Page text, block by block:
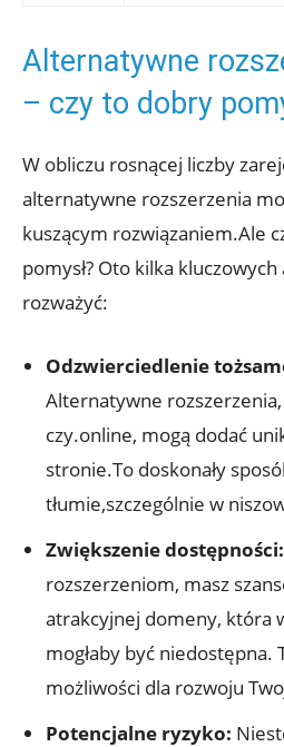
Alternatywne
– czy to dobry
W obliczu rosnącej liczby
alternatywne rozszerzenia
kuszącym rozwiązaniem.Ale
pomysł? Oto kilka
rozważyć:
Odzwierciedlenie
Alternatywne
czy.online, mogą dodać
stronie.To doskonały
tłumie,szczególnie w
Zwiększenie dostępności:
rozszerzeniom, masz
atrakcyjnej domeny, która
mogłaby być niedostępna.
możliwości dla rozwoju
Potencjalne ryzyko: